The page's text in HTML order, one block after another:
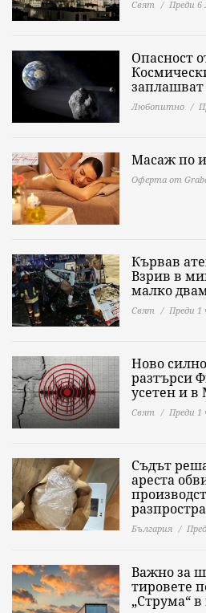
Свят Преди
Опасност
Любопитно
Масаж по
Оферта от
Кървав
Взрив в
малко
Свят Преди 1
Ново
разтърси
усетен и
Свят Преди 1
Съдът
ареста
България
Важно за
тировете
„Струма“